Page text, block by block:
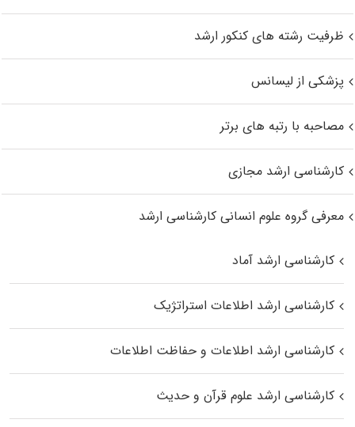
ظرفیت رشته های کنکور ارشد
پزشکی از لیسانس
مصاحبه با رتبه های برتر
کارشناسی ارشد مجازی
معرفی گروه علوم انسانی کارشناسی ارشد
کارشناسی ارشد آماد
کارشناسی ارشد اطلاعات استراتژیک
کارشناسی ارشد اطلاعات و حفاظت اطلاعات
کارشناسی ارشد علوم قرآن و حدیث